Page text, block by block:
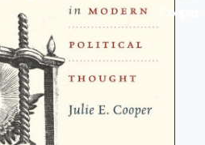
Cooper